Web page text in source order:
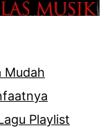
Mudah
Playlist